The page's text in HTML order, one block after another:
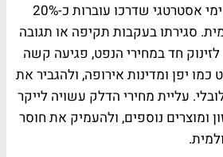
מצר הורמוז הוא עורק ימי אסטרטגי שדרכו עוברות כ-20%
סגירתו בעקבות תקיפה או תגובה
חד במחירי הנפט, פגיעה קשה
כמו יפן ומדינות אירופה, ולהגביר את
עליית מחירי הדלק עשויה לייקר
ומוצרים נוספים, ולהעמיק את חוסר